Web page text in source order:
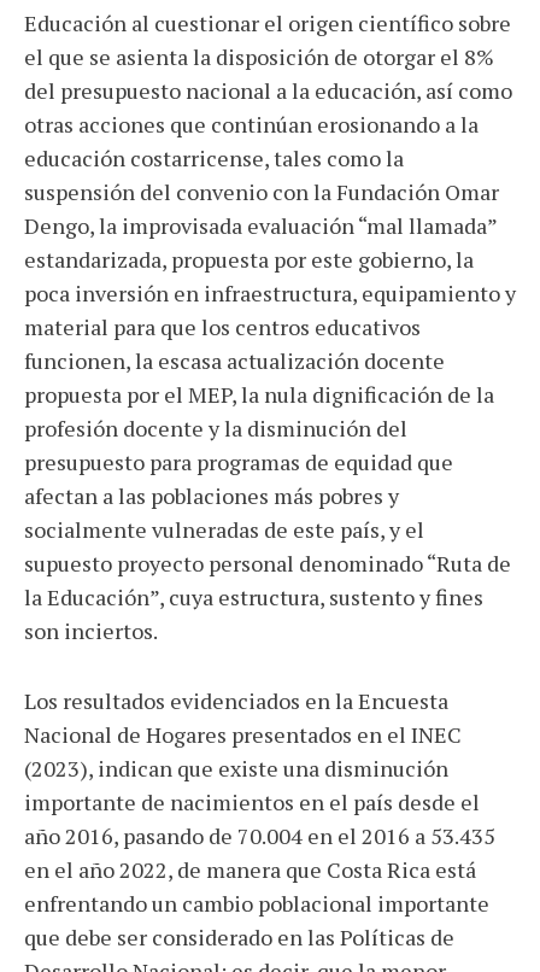
Educación al cuestionar el origen científico sobre
el que se asienta la disposición de otorgar el 8%
del presupuesto nacional a la educación, así como
otras acciones que continúan erosionando a la
educación costarricense, tales como la
suspensión del convenio con la Fundación Omar
Dengo, la improvisada evaluación “mal llamada”
estandarizada, propuesta por este gobierno, la
poca inversión en infraestructura, equipamiento y
material para que los centros educativos
funcionen, la escasa actualización docente
propuesta por el MEP, la nula dignificación de la
profesión docente y la disminución del
presupuesto para programas de equidad que
afectan a las poblaciones más pobres y
socialmente vulneradas de este país, y el
supuesto proyecto personal denominado “Ruta de
la Educación”, cuya estructura, sustento y fines
son inciertos.
Los resultados evidenciados en la Encuesta
Nacional de Hogares presentados en el INEC
(2023), indican que existe una disminución
importante de nacimientos en el país desde el
año 2016, pasando de 70.004 en el 2016 a 53.435
en el año 2022, de manera que Costa Rica está
enfrentando un cambio poblacional importante
que debe ser considerado en las Políticas de